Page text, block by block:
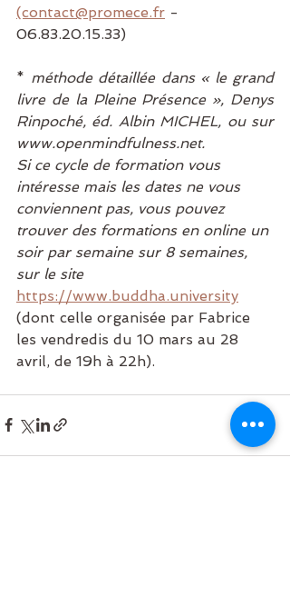
(contact@promece.fr -
06.83.20.15.33)
* méthode détaillée dans « le grand
livre de la Pleine Présence », Denys
Rinpoché, éd. Albin MICHEL, ou sur
www.openmindfulness.net.
Si ce cycle de formation vous
intéresse mais les dates ne vous
conviennent pas, vous pouvez
trouver des formations en online un
soir par semaine sur 8 semaines,
sur le site
https://www.buddha.university
(dont celle organisée par Fabrice
les vendredis du 10 mars au 28
avril, de 19h à 22h).